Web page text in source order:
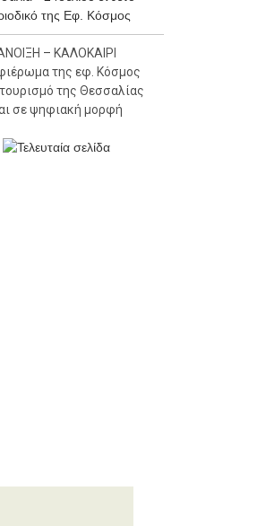
– ΚΑΛΟΚΑΙΡΙ
της εφ. Κόσμος
της Θεσσαλίας
σε ψηφιακή μορφή